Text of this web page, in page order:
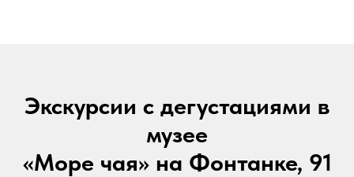
Экскурсии с дегустациями в
музее
«Море чая» на Фонтанке, 91